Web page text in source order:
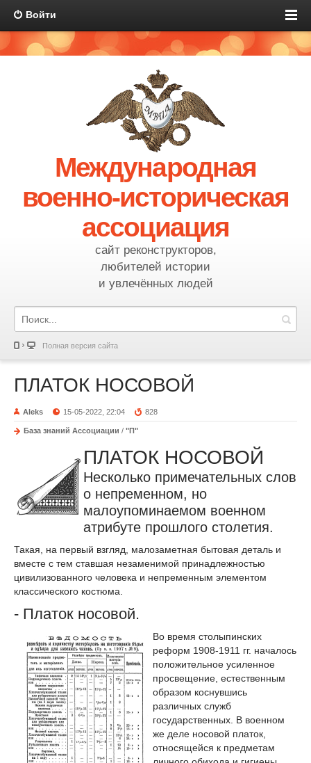
Войти
Международная
военно-историческая
ассоциация
сайт реконструкторов,
любителей истории
и увлечённых людей
Полная версия сайта
ПЛАТОК НОСОВОЙ
Aleks 15-05-2022, 22:04 828
База знаний Ассоциации / "П"
ПЛАТОК НОСОВОЙ
Несколько примечательных слов
о непременном, но
малоупоминаемом военном
атрибуте прошлого столетия.
Такая, на первый взгляд, малозаметная бытовая деталь и
вместе с тем ставшая незаменимой принадлежностью
цивилизованного человека и непременным элементом
классического костюма.
- Платок носовой.
Во время столыпинских
реформ 1908-1911 гг. началось
положительное усиленное
просвещение, естественным
образом коснувшись
различных служб
государственных. В военном
же деле носовой платок,
относящейся к предметам